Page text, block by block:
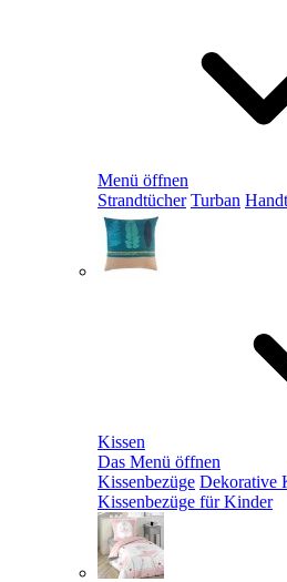
Menü öffnen
Strandtücher Turban
Kissen
Das Menü öffnen
Kissenbezüge Dekorative
Kissenbezüge für Kinder